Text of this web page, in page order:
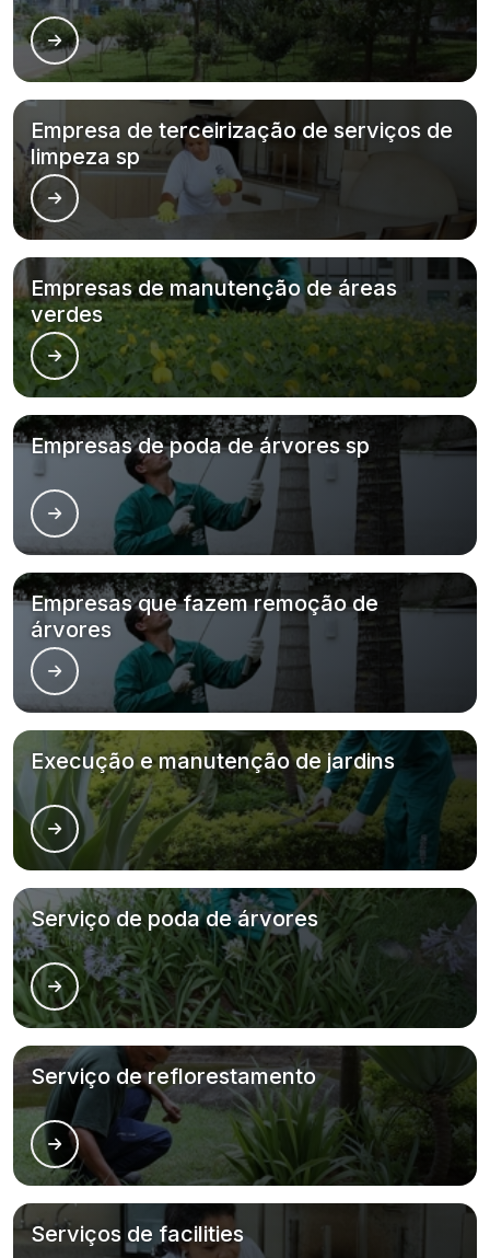
Empresa de terceirização de serviços de
limpeza sp
Empresas de manutenção de áreas
verdes
Empresas de poda de árvores sp
Empresas que fazem remoção de
árvores
Execução e manutenção de jardins
Serviço de poda de árvores
Serviço de reflorestamento
Serviços de facilities